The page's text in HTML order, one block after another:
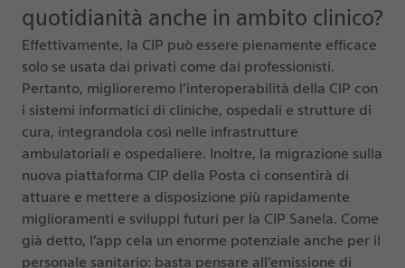
quotidianità anche in ambito clinico?
Effettivamente, la CIP può essere pienamente efficace
solo se usata dai privati come dai professionisti.
Pertanto, miglioreremo l’interoperabilità della CIP con
i sistemi informatici di cliniche, ospedali e strutture di
cura, integrandola così nelle infrastrutture
ambulatoriali e ospedaliere. Inoltre, la migrazione sulla
nuova piattaforma CIP della Posta ci consentirà di
attuare e mettere a disposizione più rapidamente
miglioramenti e sviluppi futuri per la CIP Sanela. Come
già detto, l’app cela un enorme potenziale anche per il
personale sanitario: basta pensare all’emissione di